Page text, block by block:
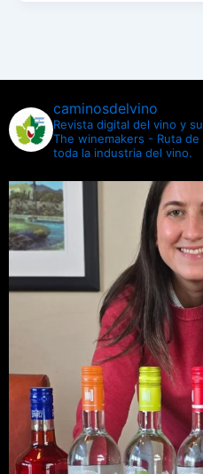
caminosdelvino
Revista digital del vino y
The winemakers - Ruta
toda la industria del vino.